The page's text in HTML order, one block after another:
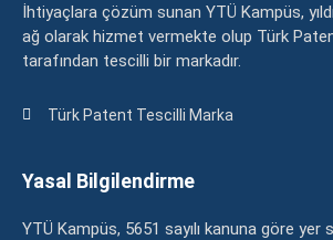
İhtiyaçlara çözüm sunan YTÜ Kampüs,
ağ olarak hizmet vermekte olup Türk
tarafından tescilli bir markadır.
Türk Patent Tescilli Marka
Yasal Bilgilendirme
YTÜ Kampüs, 5651 sayılı kanuna göre yer